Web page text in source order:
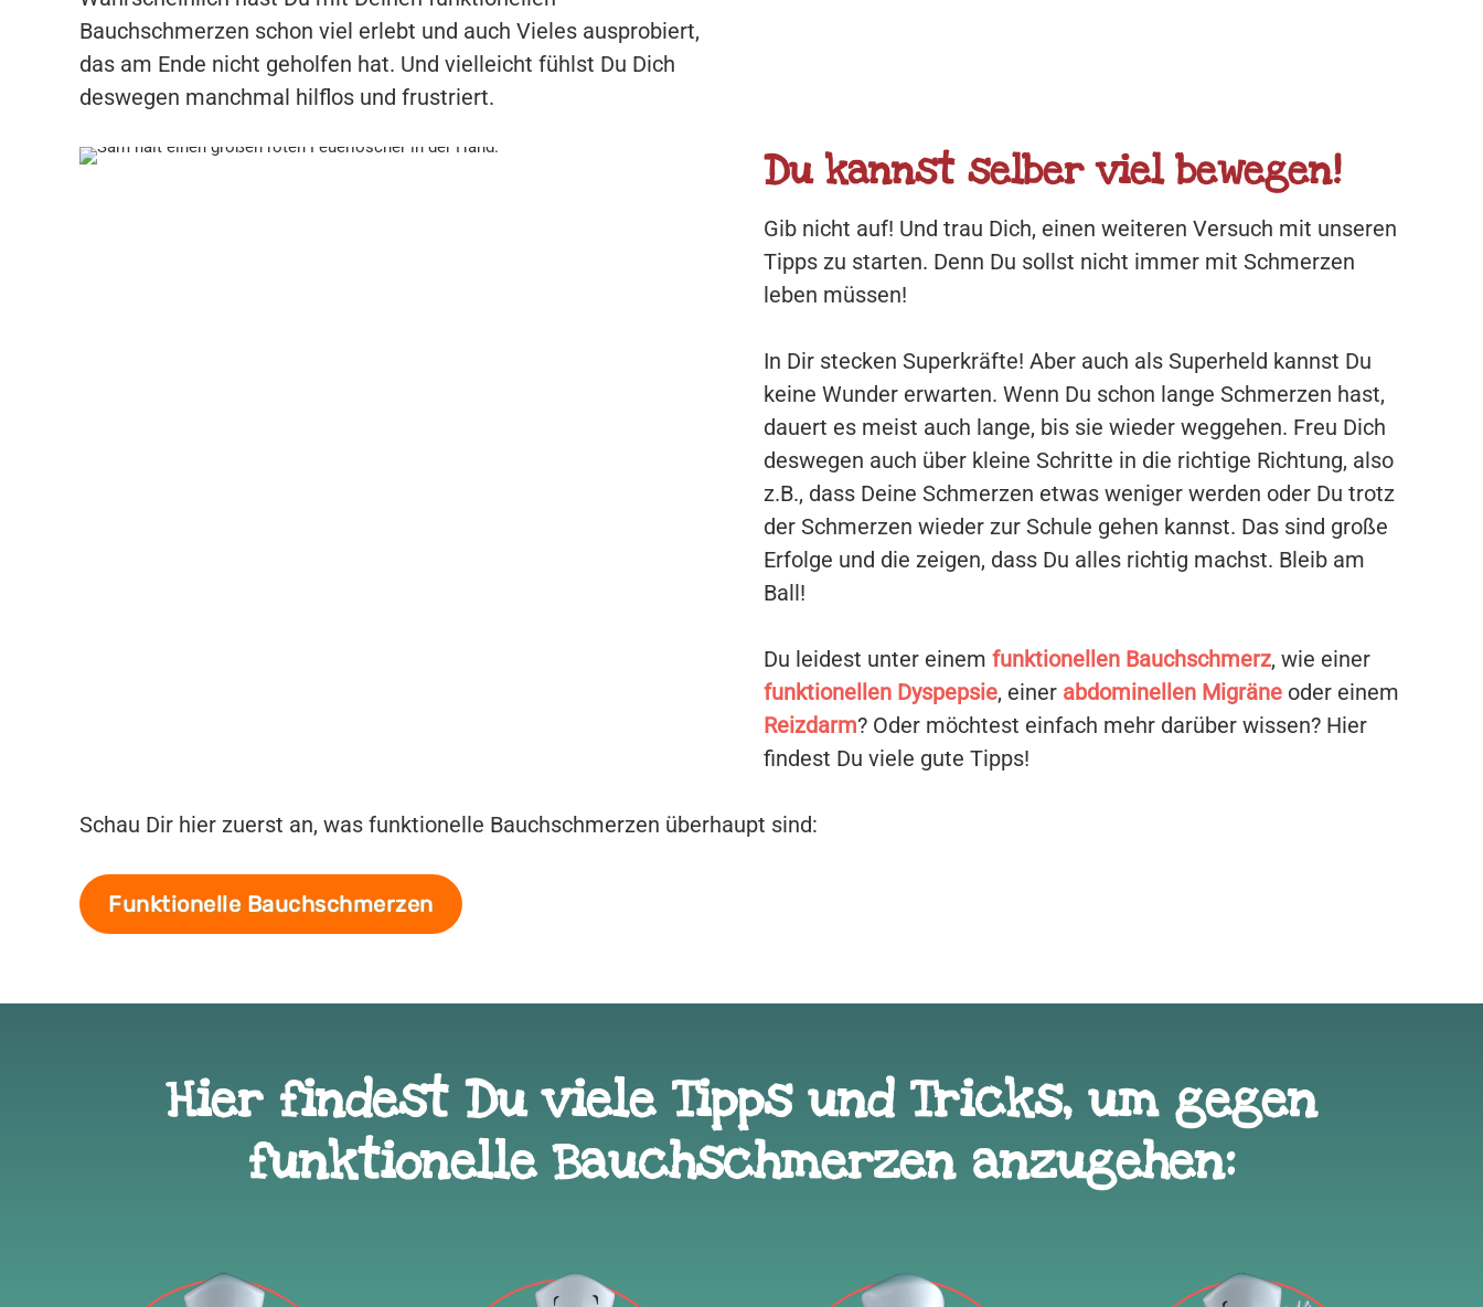
Bauchschmerzen schon viel erlebt und auch Vieles ausprobiert,
das am Ende nicht geholfen hat. Und vielleicht fühlst Du Dich
deswegen manchmal hilflos und frustriert.
Du kannst selber viel bewegen!
Gib nicht auf! Und trau Dich, einen weiteren Versuch mit unseren
Tipps zu starten. Denn Du sollst nicht immer mit Schmerzen
leben müssen!
In Dir stecken Superkräfte! Aber auch als Superheld kannst Du
keine Wunder erwarten. Wenn Du schon lange Schmerzen hast,
dauert es meist auch lange, bis sie wieder weggehen. Freu Dich
deswegen auch über kleine Schritte in die richtige Richtung, also
z.B., dass Deine Schmerzen etwas weniger werden oder Du trotz
der Schmerzen wieder zur Schule gehen kannst. Das sind große
Erfolge und die zeigen, dass Du alles richtig machst. Bleib am
Ball!
Du leidest unter einem funktionellen Bauchschmerz, wie einer
funktionellen Dyspepsie, einer abdominellen Migräne oder einem
Reizdarm? Oder möchtest einfach mehr darüber wissen? Hier
findest Du viele gute Tipps!
Schau Dir hier zuerst an, was funktionelle Bauchschmerzen überhaupt sind:
Funktionelle Bauchschmerzen
Hier findest Du viele Tipps und Tricks, um gegen
funktionelle Bauchschmerzen anzugehen: